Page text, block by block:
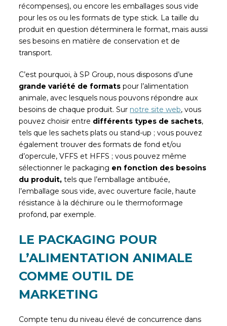
récompenses), ou encore les emballages sous vide
pour les os ou les formats de type stick. La taille du
produit en question déterminera le format, mais aussi
ses besoins en matière de conservation et de
transport.
C’est pourquoi, à SP Group, nous disposons d’une
grande variété de formats pour l’alimentation
animale, avec lesquels nous pouvons répondre aux
besoins de chaque produit. Sur notre site web, vous
pouvez choisir entre différents types de sachets,
tels que les sachets plats ou stand-up ; vous pouvez
également trouver des formats de fond et/ou
d’opercule, VFFS et HFFS ; vous pouvez même
sélectionner le packaging en fonction des besoins
du produit, tels que l’emballage antibuée,
l’emballage sous vide, avec ouverture facile, haute
résistance à la déchirure ou le thermoformage
profond, par exemple.
LE PACKAGING POUR
L’ALIMENTATION ANIMALE
COMME OUTIL DE
MARKETING
Compte tenu du niveau élevé de concurrence dans